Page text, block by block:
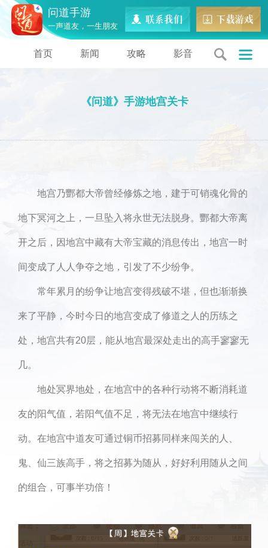
问道手游
一声道友，一生朋友
首页 新闻 攻略 影音
《问道》手游地宫关卡
地宫乃酆都大帝曾经修炼之地，建于可销魂化骨的
地下冥河之上，一旦坠入将永世无法脱身。酆都大帝离
开之后，因地宫中藏有大帝宝藏的消息传出，地宫一时
间变成了人人争夺之地，引发了不少纷争。
常年累月的纷争让地宫变得残破不堪，但也渐渐换
来了平静，今时今日的地宫变成了修道之人的历练之
处，地宫共有20层，能从地宫最深处走出的高手寥寥无
几。
地处冥界地处，在地宫中的各种行动将不断消耗道
友的阳气值，若阳气值不足，将无法在地宫中继续行
动。在地宫中道友可通过铜币招募同样来闯关的人、
鬼、仙三族高手，将之招募为随从，好好利用随从之间
的组合，可事半功倍！